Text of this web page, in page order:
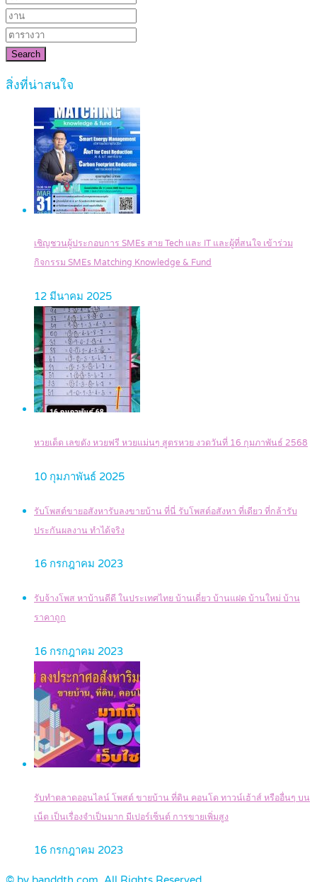
Search
สิ่งที่น่าสนใจ
เชิญชวนผู้ประกอบการ SMEs สาย Tech และ IT และผู้ที่สนใจ เข้าร่วม
กิจกรรม SMEs Matching Knowledge & Fund
12 มีนาคม 2025
หวยเด็ด เลขดัง หวยฟรี หวยแม่นๆ สูตรหวย งวดวันที่ 16 กุมภาพันธ์ 2568
10 กุมภาพันธ์ 2025
รับโพสต์ขายอสังหารับลงขายบ้าน ที่นี่ รับโพสต์อสังหา ที่เดียว ที่กล้ารับ
ประกันผลงาน ทำได้จริง
16 กรกฎาคม 2023
รับจ้างโพส หาบ้านดีดี ในประเทศไทย บ้านเดี่ยว บ้านแฝด บ้านใหม่ บ้าน
ราคาถูก
16 กรกฎาคม 2023
รับทำตลาดออนไลน์ โพสต์ ขายบ้าน ที่ดิน คอนโด ทาวน์เฮ้าส์ หรืออื่นๆ บน
เน็ต เป็นเรื่องจำเป็นมาก มีเปอร์เซ็นต์ การขายเพิ่มสูง
16 กรกฎาคม 2023